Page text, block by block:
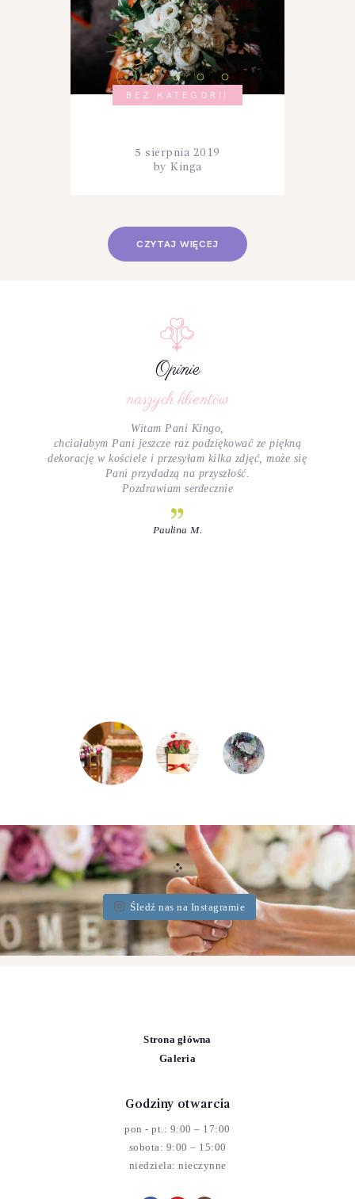
BEZ KATEGORII
5 sierpnia 2019
by Kinga
CZYTAJ WIĘCEJ
Opinie
naszych klientów
Witam Pani Kingo,
chciałabym Pani jeszcze raz podziękować ze piękną
dekorację w kościele i przesyłam kilka zdjęć, może się
Pani przydadzą na przyszłość.
Pozdrawiam serdecznie
Paulina M.
Śledź nas na Instagramie
Strona główna
Galeria
Godziny otwarcia
pon - pt.: 9:00 – 17:00
sobota: 9:00 – 15:00
niedziela: nieczynne